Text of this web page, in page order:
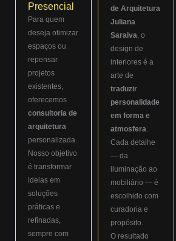
Presencial
Para quem
deseja otimizar
espaços ou
repensar
projetos
existentes,
oferecemos
consultoria de
arquitetura
personalizada.
Nosso objetivo
é transformar
ideias em
soluções
práticas e
refinadas,
sempre com
de Arquitetura
Juliana
Saraiva , o
design de
interiores é a
arte de
traduzir
personalidade
em forma e
atmosfera
Cada detalhe
— da
iluminação ao
mobiliário — é
escolhido com
curadoria e
propósito.
O resultado